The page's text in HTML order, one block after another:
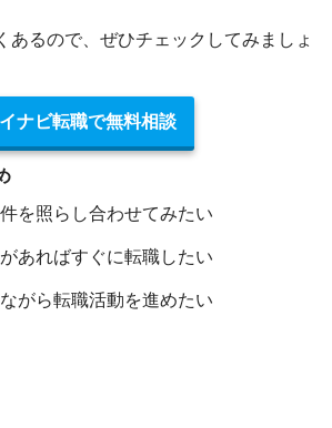
あるので、ぜひチェックしてみましょ
ナビ転職で無料相談
を照らし合わせてみたい
あればすぐに転職したい
がら転職活動を進めたい